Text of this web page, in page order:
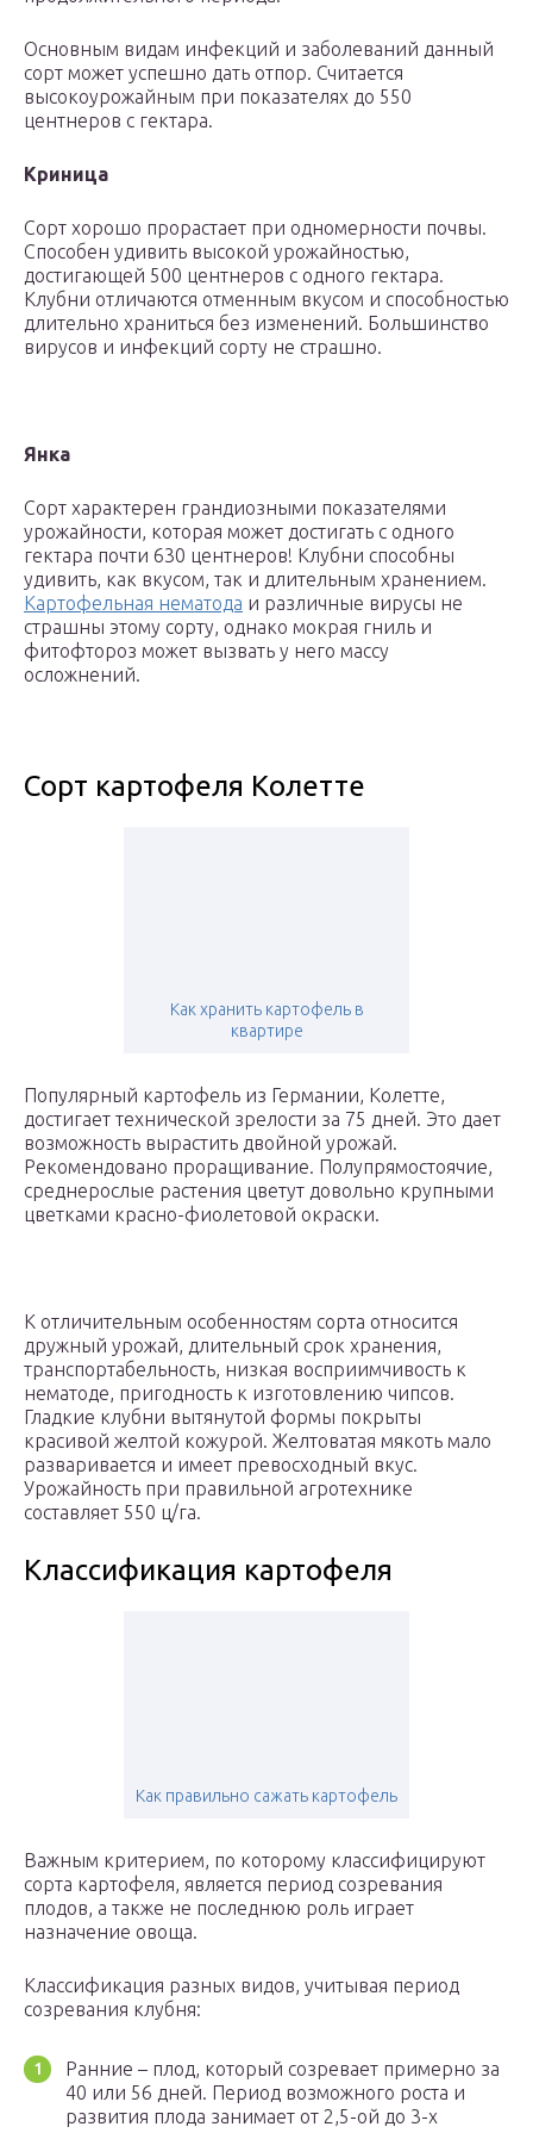
Основным видам инфекций и заболеваний данный
сорт может успешно дать отпор. Считается
высокоурожайным при показателях до 550
центнеров с гектара.
Криница
Сорт хорошо прорастает при одномерности почвы.
Способен удивить высокой урожайностью,
достигающей 500 центнеров с одного гектара.
Клубни отличаются отменным вкусом и способностью
длительно храниться без изменений. Большинство
вирусов и инфекций сорту не страшно.
Янка
Сорт характерен грандиозными показателями
урожайности, которая может достигать с одного
гектара почти 630 центнеров! Клубни способны
удивить, как вкусом, так и длительным хранением.
Картофельная нематода и различные вирусы не
страшны этому сорту, однако мокрая гниль и
фитофтороз может вызвать у него массу
осложнений.
Сорт картофеля Колетте
Как хранить картофель в
квартире
Популярный картофель из Германии, Колетте,
достигает технической зрелости за 75 дней. Это дает
возможность вырастить двойной урожай.
Рекомендовано проращивание. Полупрямостоячие,
среднерослые растения цветут довольно крупными
цветками красно-фиолетовой окраски.
К отличительным особенностям сорта относится
дружный урожай, длительный срок хранения,
транспортабельность, низкая восприимчивость к
нематоде, пригодность к изготовлению чипсов.
Гладкие клубни вытянутой формы покрыты
красивой желтой кожурой. Желтоватая мякоть мало
разваривается и имеет превосходный вкус.
Урожайность при правильной агротехнике
составляет 550 ц/га.
Классификация картофеля
Как правильно сажать картофель
Важным критерием, по которому классифицируют
сорта картофеля, является период созревания
плодов, а также не последнюю роль играет
назначение овоща.
Классификация разных видов, учитывая период
созревания клубня:
Ранние – плод, который созревает примерно за
40 или 56 дней. Период возможного роста и
развития плода занимает от 2,5-ой до 3-х